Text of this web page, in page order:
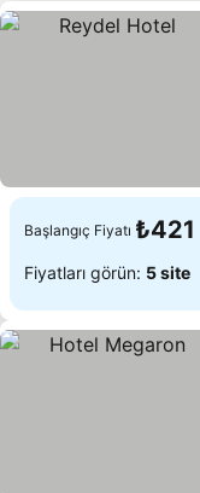
Başlangıç Fiyatı ₺421
Fiyatları görün: 5 site